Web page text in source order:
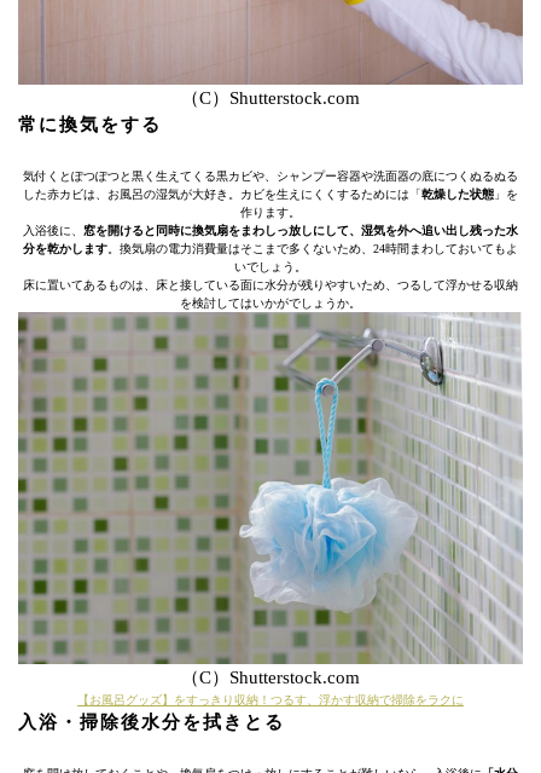
（C）Shutterstock.com
常に換気をする
気付くとぽつぽつと黒く生えてくる黒カビや、シャンプー容器や洗面器の底につくぬるぬる
した赤カビは、お風呂の湿気が大好き。カビを生えにくくするためには「乾燥した状態 」を
作ります。
入浴後に、 窓を開けると同時に換気扇をまわしっ放しにして、湿気を外へ追い出し残った水
分を乾かします 。換気扇の電力消費量はそこまで多くないため、24時間まわしておいてもよ
いでしょう。
床に置いてあるものは、床と接している面に水分が残りやすいため、つるして浮かせる収納
を検討してはいかがでしょうか。
（C）Shutterstock.com
【お風呂グッズ】をすっきり収納！つるす、浮かす収納で掃除をラクに
入浴・掃除後水分を拭きとる